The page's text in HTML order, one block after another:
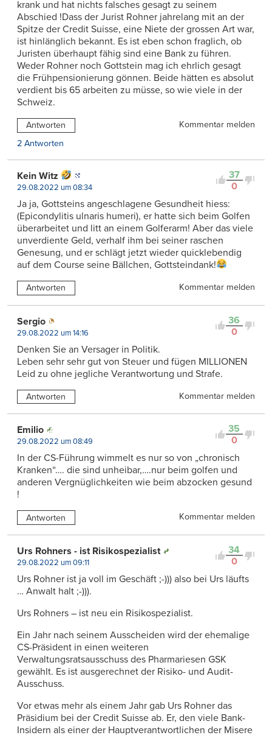
krank und hat nichts falsches gesagt zu seinem
Abschied !Dass der Jurist Rohner jahrelang mit an der
Spitze der Credit Suisse, eine Niete der grossen Art war,
ist hinlänglich bekannt. Es ist eben schon fraglich, ob
Juristen überhaupt fähig sind eine Bank zu führen.
Weder Rohner noch Gottstein mag ich ehrlich gesagt
die Frühpensionierung gönnen. Beide hätten es absolut
verdient bis 65 arbeiten zu müsse, so wie viele in der
Schweiz.
Antworten
Kommentar melden
2 Antworten
37
0
Kein Witz
29.08.2022 um 08:34
Ja ja, Gottsteins angeschlagene Gesundheit hiess:
(Epicondylitis ulnaris humeri), er hatte sich beim Golfen
überarbeitet und litt an einem Golferarm! Aber das viele
unverdiente Geld, verhalf ihm bei seiner raschen
Genesung, und er schlägt jetzt wieder quicklebendig
auf dem Course seine Bällchen, Gottsteindank!
Antworten Kommentar melden
36
0
Sergio
29.08.2022 um 14:16
Denken Sie an Versager in Politik.
Leben sehr sehr gut von Steuer und fügen MILLIONEN
Leid zu ohne jegliche Verantwortung und Strafe.
Antworten Kommentar melden
35
0
Emilio
29.08.2022 um 08:49
In der CS-Führung wimmelt es nur so von „chronisch
Kranken“…. die sind unheibar,….nur beim golfen und
anderen Vergnüglichkeiten wie beim abzocken gesund
!
Antworten Kommentar melden
34
0
Urs Rohners - ist Risikospezialist
29.08.2022 um 09:11
Urs Rohner ist ja voll im Geschäft ;-))) also bei Urs läufts
… Anwalt halt ;-))).
Urs Rohners – ist neu ein Risikospezialist.
Ein Jahr nach seinem Ausscheiden wird der ehemalige
CS-Präsident in einen weiteren
Verwaltungsratsausschuss des Pharmariesen GSK
gewählt. Es ist ausgerechnet der Risiko- und Audit-
Ausschuss.
Vor etwas mehr als einem Jahr gab Urs Rohner das
Präsidium bei der Credit Suisse ab. Er, den viele Bank-
Insidern als einer der Hauptverantwortlichen der Misere